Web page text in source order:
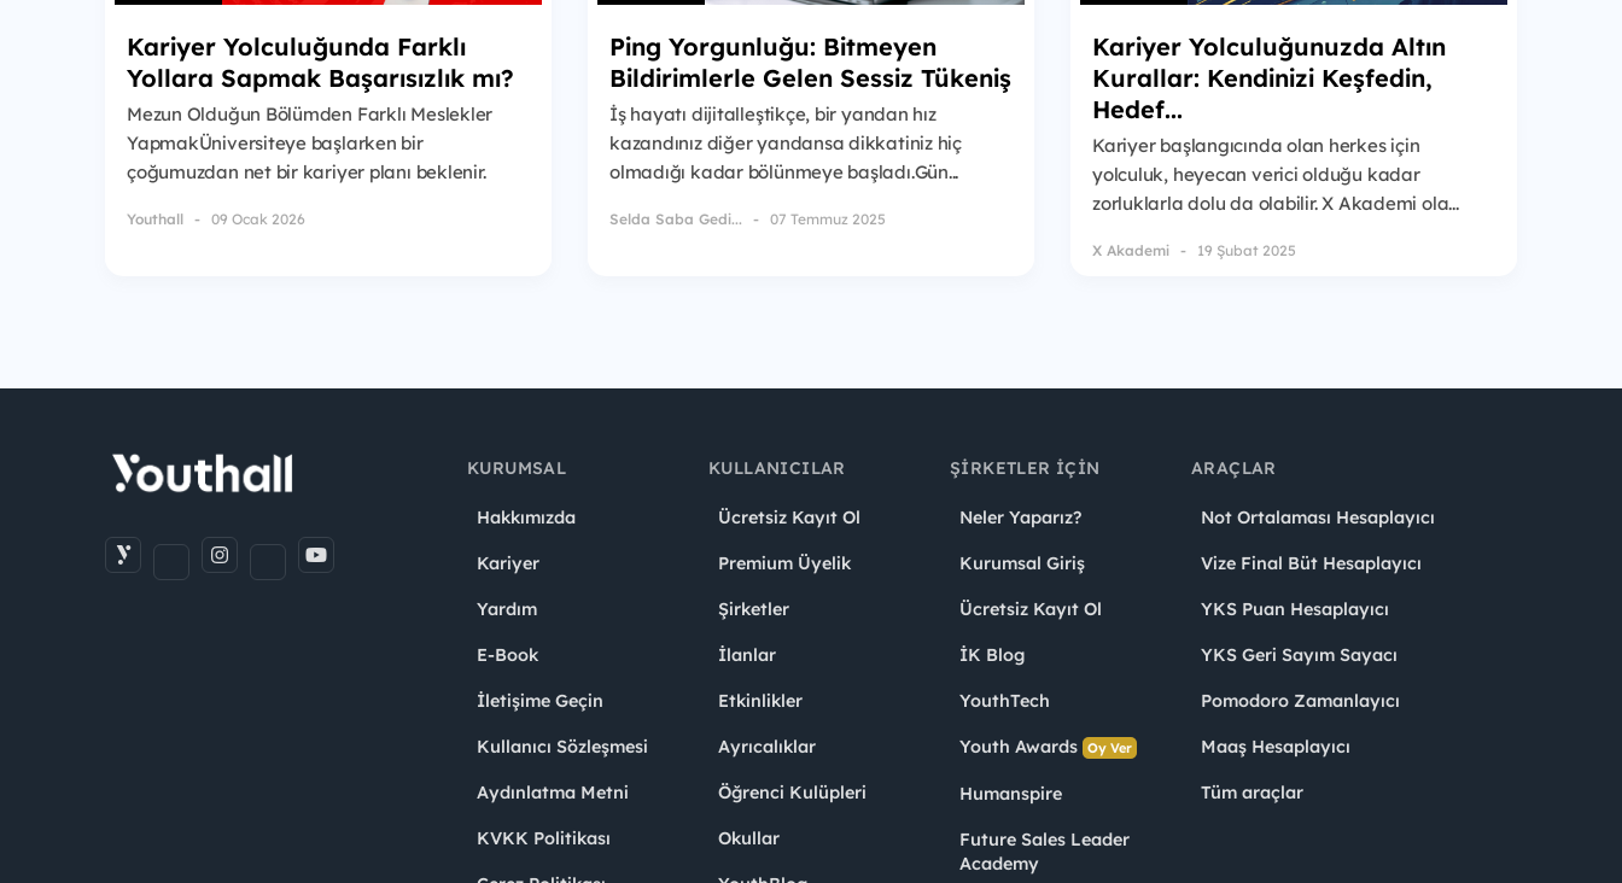
Kariyer Yolculuğunda Farklı
Yollara Sapmak Başarısızlık mı?
Mezun Olduğun Bölümden Farklı Meslekler
YapmakÜniversiteye başlarken bir
çoğumuzdan net bir kariyer planı beklenir.
Youthall 09 Ocak 2026
Ping Yorgunluğu: Bitmeyen
Bildirimlerle Gelen Sessiz Tükeniş
İş hayatı dijitalleştikçe, bir yandan hız
kazandınız diğer yandansa dikkatiniz hiç
olmadığı kadar bölünmeye başladı.Gün...
Selda Saba Gedi... 07 Temmuz 2025
Kariyer Yolculuğunuzda Altın
Kurallar: Kendinizi Keşfedin,
Hedef...
Kariyer başlangıcında olan herkes için
yolculuk, heyecan verici olduğu kadar
zorluklarla dolu da olabilir. X Akademi ola...
X Akademi 19 Şubat 2025
KURUMSAL
Hakkımızda
Kariyer
Yardım
E-Book
İletişime Geçin
Kullanıcı Sözleşmesi
Aydınlatma Metni
KVKK Politikası
KULLANICILAR
Ücretsiz Kayıt Ol
Premium Üyelik
Şirketler
İlanlar
Etkinlikler
Ayrıcalıklar
Öğrenci Kulüpleri
Okullar
ŞIRKETLER İÇIN
Neler Yaparız?
Kurumsal Giriş
Ücretsiz Kayıt Ol
İK Blog
YouthTech
Youth Awards Oy Ver
Humanspire
Future Sales Leader
Academy
ARAÇLAR
Not Ortalaması Hesaplayıcı
Vize Final Büt Hesaplayıcı
YKS Puan Hesaplayıcı
YKS Geri Sayım Sayacı
Pomodoro Zamanlayıcı
Maaş Hesaplayıcı
Tüm araçlar